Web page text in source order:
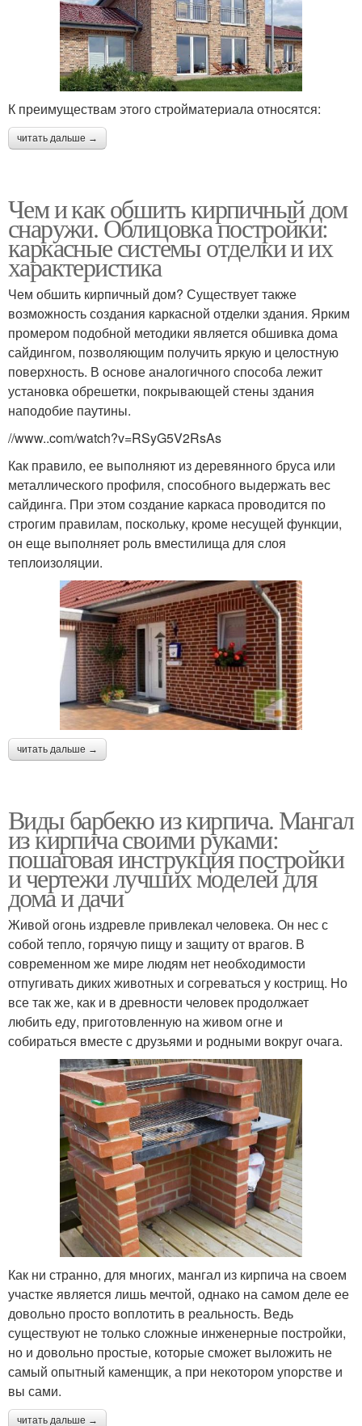
К преимуществам этого стройматериала относятся:
читать дальше →
Чем и как обшить кирпичный дом
снаружи. Облицовка постройки:
каркасные системы отделки и их
характеристика
Чем обшить кирпичный дом? Существует также
возможность создания каркасной отделки здания. Ярким
промером подобной методики является обшивка дома
сайдингом, позволяющим получить яркую и целостную
поверхность. В основе аналогичного способа лежит
установка обрешетки, покрывающей стены здания
наподобие паутины.
//www..com/watch?v=RSyG5V2RsAs
Как правило, ее выполняют из деревянного бруса или
металлического профиля, способного выдержать вес
сайдинга. При этом создание каркаса проводится по
строгим правилам, поскольку, кроме несущей функции,
он еще выполняет роль вместилища для слоя
теплоизоляции.
читать дальше →
Виды барбекю из кирпича. Мангал
из кирпича своими руками:
пошаговая инструкция постройки
и чертежи лучших моделей для
дома и дачи
Живой огонь издревле привлекал человека. Он нес с
собой тепло, горячую пищу и защиту от врагов. В
современном же мире людям нет необходимости
отпугивать диких животных и согреваться у кострищ. Но
все так же, как и в древности человек продолжает
любить еду, приготовленную на живом огне и
собираться вместе с друзьями и родными вокруг очага.
Как ни странно, для многих, мангал из кирпича на своем
участке является лишь мечтой, однако на самом деле ее
довольно просто воплотить в реальность. Ведь
существуют не только сложные инженерные постройки,
но и довольно простые, которые сможет выложить не
самый опытный каменщик, а при некотором упорстве и
вы сами.
читать дальше →